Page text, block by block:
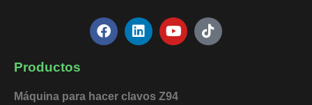
F
a
o
L
i
d
Y
o
b
T
i
Productos
Máquina para hacer clavos Z94